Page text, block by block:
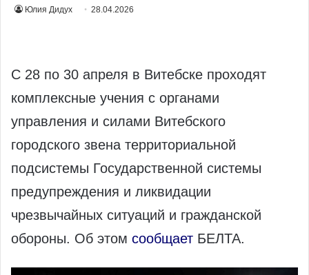
Юлия Дидух 28.04.2026
С 28 по 30 апреля в Витебске проходят
комплексные учения с органами
управления и силами Витебского
городского звена территориальной
подсистемы Государственной системы
предупреждения и ликвидации
чрезвычайных ситуаций и гражданской
обороны. Об этом сообщает БЕЛТА.